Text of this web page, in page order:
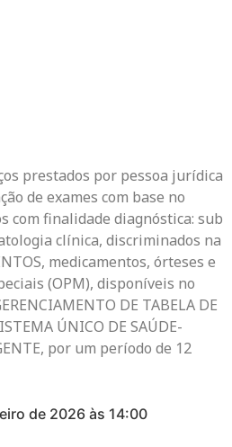
prestados por pessoa jurídica
de exames com base no
com finalidade diagnóstica: sub
clínica, discriminados na
medicamentos, órteses e
(OPM), disponíveis no
DE TABELA DE
ÚNICO DE SAÚDE-
por um período de 12
de 2026 às 14:00